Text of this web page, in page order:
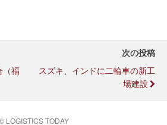
（福
次の投稿
スズキ、インドに二輪車の新工
場建設
LOGISTICS TODAY